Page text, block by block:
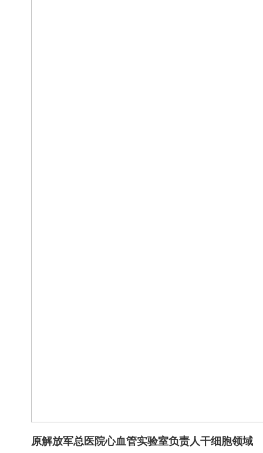
原解放军总医院心血管实验室负责人干细胞领域